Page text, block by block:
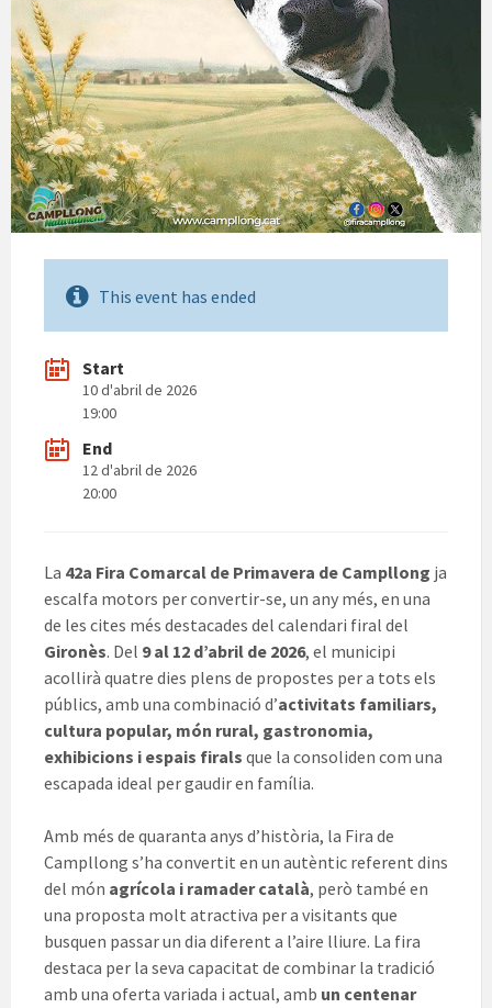
This event has ended
Start
10 d'abril de 2026
19:00
End
12 d'abril de 2026
20:00
La 42a Fira Comarcal de Primavera de Campllong ja
escalfa motors per convertir-se, un any més, en una
de les cites més destacades del calendari firal del
Gironès. Del 9 al 12 d’abril de 2026, el municipi
acollirà quatre dies plens de propostes per a tots els
públics, amb una combinació d’activitats familiars,
cultura popular, món rural, gastronomia,
exhibicions i espais firals que la consoliden com una
escapada ideal per gaudir en família.
Amb més de quaranta anys d’història, la Fira de
Campllong s’ha convertit en un autèntic referent dins
del món agrícola i ramader català, però també en
una proposta molt atractiva per a visitants que
busquen passar un dia diferent a l’aire lliure. La fira
destaca per la seva capacitat de combinar la tradició
amb una oferta variada i actual, amb un centenar